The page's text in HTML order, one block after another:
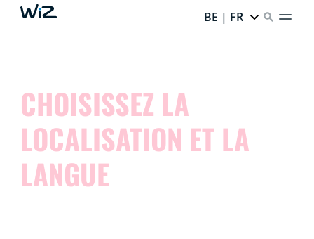
BE | FR
CHOISISSEZ LA
LOCALISATION ET LA
LANGUE